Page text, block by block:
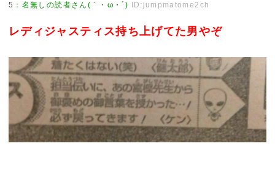
5 ： 名無しの読者さん(｀・ω・´) ID:jumpmatome2ch
レディジャスティス持ち上げてた男やぞ